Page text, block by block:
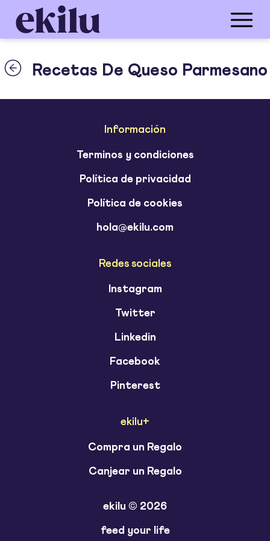
Recetas De Queso Parmesano
Información
Terminos y condiciones
Política de privacidad
Política de cookies
hola@ekilu.com
Redes sociales
Instagram
Twitter
Linkedin
Facebook
Pinterest
ekilu+
Compra un Regalo
Canjear un Regalo
ekilu © 2026
feed your life